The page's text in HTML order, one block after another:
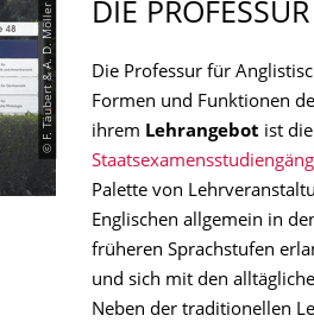
© F. Täubert & A. D. Möller DIE
Die Professur für
Formen und Funktionen
ihrem Lehrangebot ist
Palette von
Englischen allgemein in
früheren Sprachstufen
und sich mit den
Neben der traditionellen